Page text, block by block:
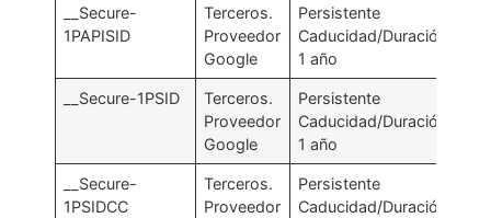
__Secure-
1PAPISID
Terceros.
Proveedor
Google
Persistente
Caducidad/Duración:
1 año
__Secure-1PSID
Terceros.
Proveedor
Google
Persistente
Caducidad/Duración:
1 año
__Secure-
1PSIDCC
Terceros.
Proveedor
Persistente
Caducidad/Duración: